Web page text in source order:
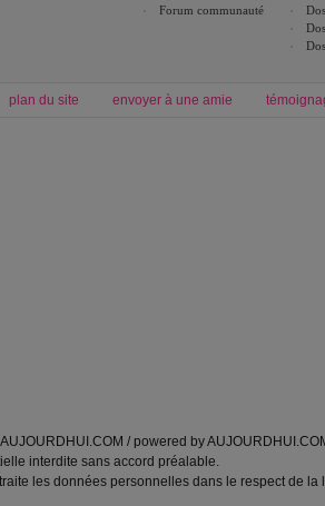
Forum communauté
plan du site envoyer à une amie
/ powered by
interdite sans accord préalable.
les données personnelles dans le respect de